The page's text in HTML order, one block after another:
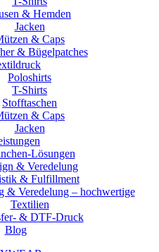
& Hemden
Jacken
& Caps
& Bügelpatches
Poloshirts
T-Shirts
Stofftaschen
& Caps
Jacken
Lösungen
& Veredelung
& Fulfillment
& Veredelung – hochwertige
Textilien
& DTF-Druck
Blog